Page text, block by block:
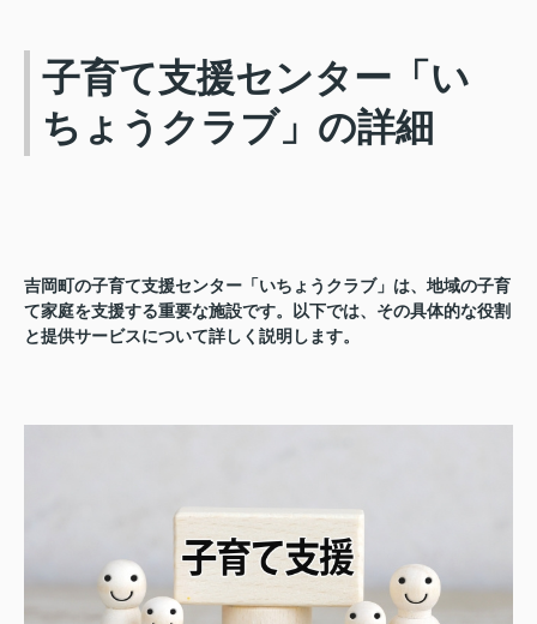
子育て支援センター「い
ちょうクラブ」の詳細
吉岡町の子育て支援センター「いちょうクラブ」は、地域の子育
て家庭を支援する重要な施設です。以下では、その具体的な役割
と提供サービスについて詳しく説明します。